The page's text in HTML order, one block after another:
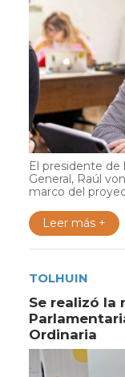
El presidente de
General, Raúl
marco del
Leer más +
TOLHUIN
Se realizó la
Ordinaria